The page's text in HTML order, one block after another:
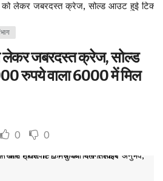
को लेकर जबरदस्त क्रेज, सोल्ड आउट हुई
लेकर जबरदस्त क्रेज, सोल्ड
रुपये वाला 6000 में मिल
0 0